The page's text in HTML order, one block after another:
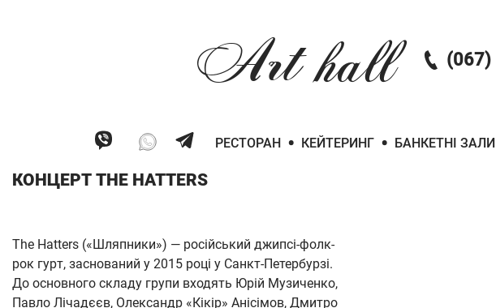
Arthall (067)
РЕСТОРАН • КЕЙТЕРИНГ • БАНКЕТНІ ЗАЛИ
КОНЦЕРТ THE HATTERS
The Hatters («Шляпники») — російський джипсі-фолк-
рок гурт, заснований у 2015 році у Санкт-Петербурзі.
До основного складу групи входять Юрій Музиченко,
Павло Лічадєєв, Олександр «Кікір» Анісімов, Дмитро